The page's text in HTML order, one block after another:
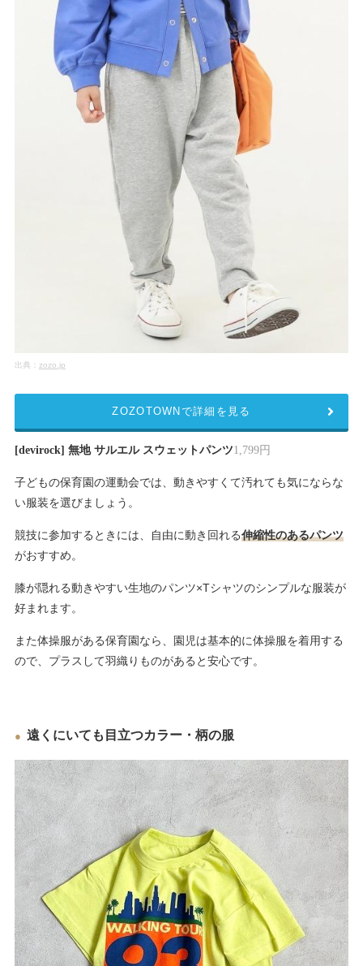
出典： zozo.jp
[devirock] 無地 サルエル スウェットパンツ1,799円
子どもの保育園の運動会では、動きやすくて汚れても気にならな
い服装を選びましょう。
競技に参加するときには、自由に動き回れる伸縮性のあるパンツ
がおすすめ。
膝が隠れる動きやすい生地のパンツ×Tシャツのシンプルな服装が
好まれます。
また体操服がある保育園なら、園児は基本的に体操服を着用する
ので、プラスして羽織りものがあると安心です。
ZOZOTOWNで詳細を見る
遠くにいても目立つカラー・柄の服